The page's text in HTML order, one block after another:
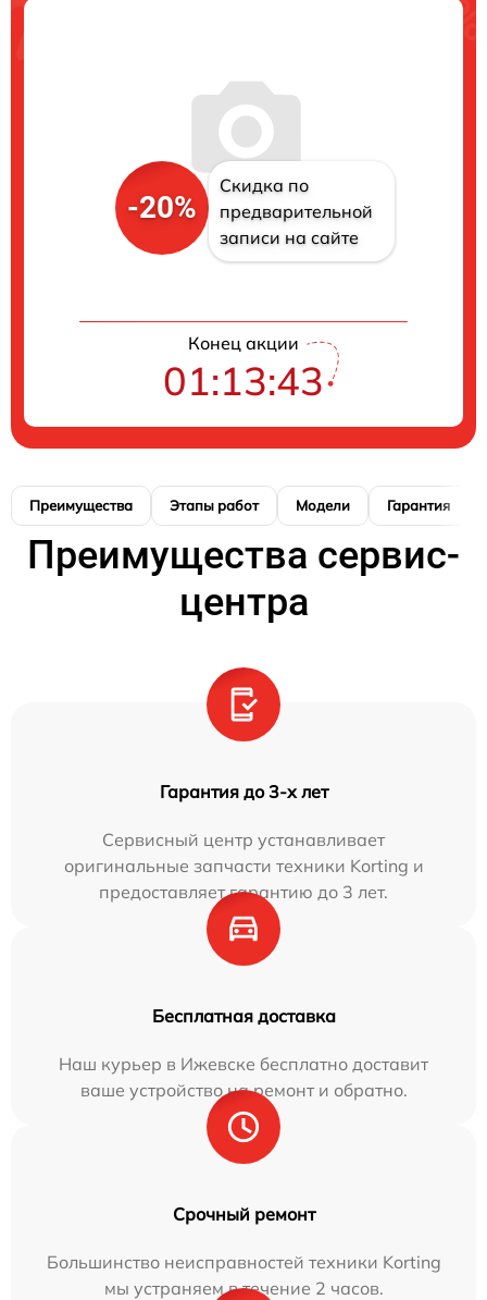
-20%
Скидка по
предварительной
записи на сайте
Конец акции
01:13:42
Преимущества Этапы работ Модели Гарантия
Преимущества сервис-
центра
Гарантия до 3-х лет
Сервисный центр устанавливает
оригинальные запчасти техники Korting и
предоставляет гарантию до 3 лет.
Бесплатная доставка
Наш курьер в Ижевске бесплатно доставит
ваше устройство на ремонт и обратно.
Срочный ремонт
Большинство неисправностей техники Korting
мы устраняем в течение 2 часов.